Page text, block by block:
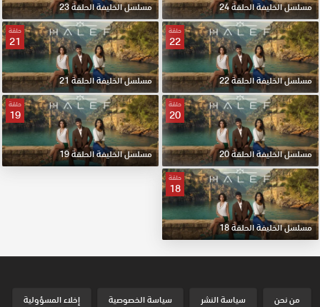
مسلسل الخليفة الحلقة 24 مسلسل الخليفة الحلقة 23
حلقة
22
مسلسل الخليفة الحلقة 22
حلقة
21
مسلسل الخليفة الحلقة 21
حلقة
20
مسلسل الخليفة الحلقة 20
حلقة
19
مسلسل الخليفة الحلقة 19
حلقة
18
مسلسل الخليفة الحلقة 18
من نحن سياسة النشر سياسة الخصوصية إخلاء المسؤولية